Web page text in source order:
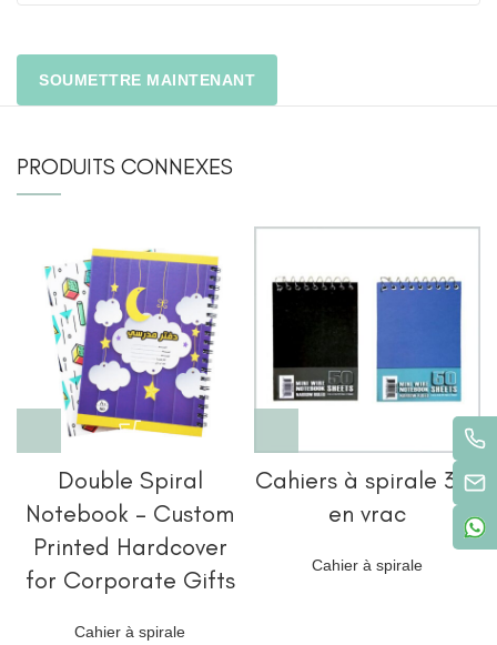
PRODUITS CONNEXES
Double Spiral
Notebook – Custom
Printed Hardcover
for Corporate Gifts
Cahier à spirale
Cahiers à spirale 3×5
en vrac
Cahier à spirale